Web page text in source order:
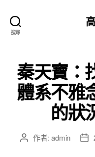
搜尋
秦天寶：
體系不雅
的狀
文 作者:admin
文